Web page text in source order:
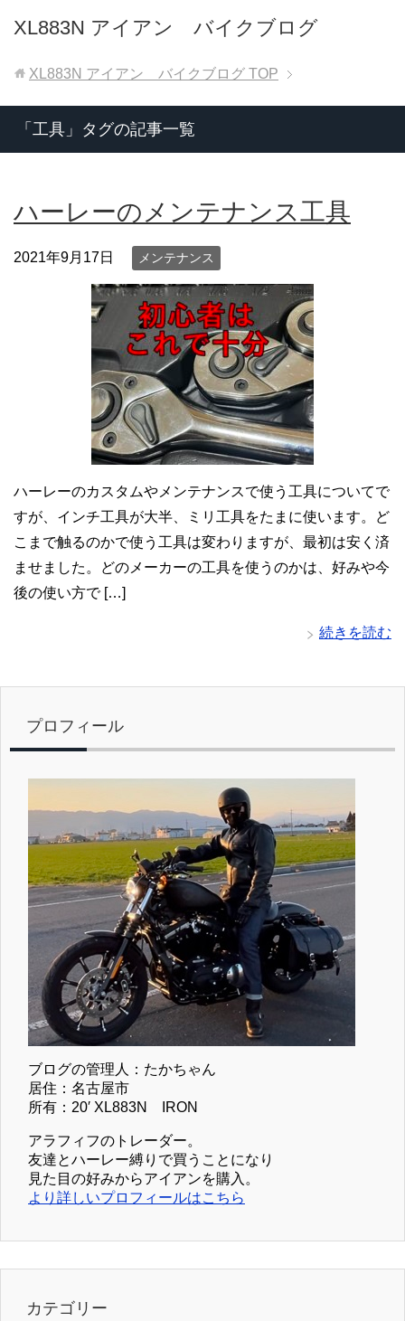
XL883N アイアン バイクブログ
XL883N アイアン バイクブログ TOP
「工具」タグの記事一覧
ハーレーのメンテナンス工具
2021年9月17日 メンテナンス
ハーレーのカスタムやメンテナンスで使う工具についてで
すが、インチ工具が大半、ミリ工具をたまに使います。ど
こまで触るのかで使う工具は変わりますが、最初は安く済
ませました。どのメーカーの工具を使うのかは、好みや今
後の使い方で […]
続きを読む
プロフィール
ブログの管理人：たかちゃん
居住：名古屋市
所有：20′ XL883N IRON
アラフィフのトレーダー。
友達とハーレー縛りで買うことになり
見た目の好みからアイアンを購入。
より詳しいプロフィールはこちら
カテゴリー